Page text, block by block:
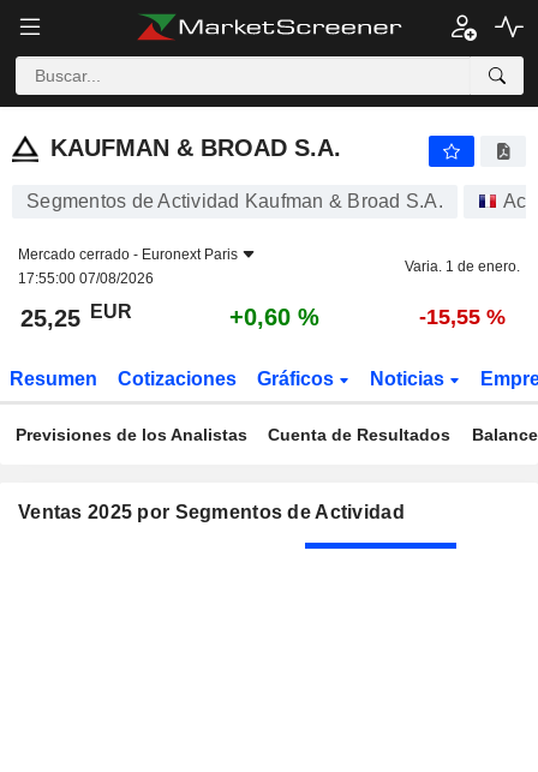
KAUFMAN & BROAD S.A.
KAUFMAN & BROAD S.A.
Segmentos de Actividad Kaufman & Broad S.A.
Mercado cerrado - Euronext Paris
17:55:00 07/08/2026
Varia. 1 de enero.
25,25 EUR +0,60 % -15,55 %
Resumen Cotizaciones Gráficos Noticias
Previsiones de los Analistas Cuenta de Resultados Balance
Ventas 2025 por Segmentos de Actividad